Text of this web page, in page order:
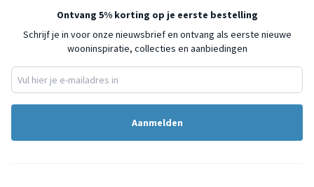
Ontvang 5% korting op je eerste bestelling
Schrijf je in voor onze nieuwsbrief en ontvang als eerste nieuwe
wooninspiratie, collecties en aanbiedingen
Aanmelden